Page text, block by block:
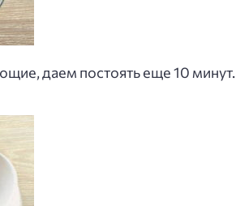
даем постоять еще 10 минут.